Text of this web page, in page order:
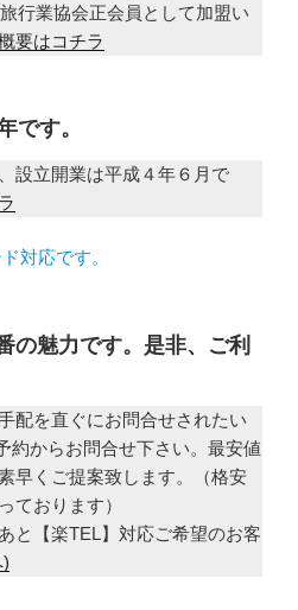
行業協会正会員として加盟い
要はコチラ
です。
設立開業は平成４年６月で
対応です。
の魅力です。是非、ご利
配を直ぐにお問合せされたい
約からお問合せ下さい。最安値
早くご提案致します。（格安
ております）
と【楽TEL】対応ご希望のお客